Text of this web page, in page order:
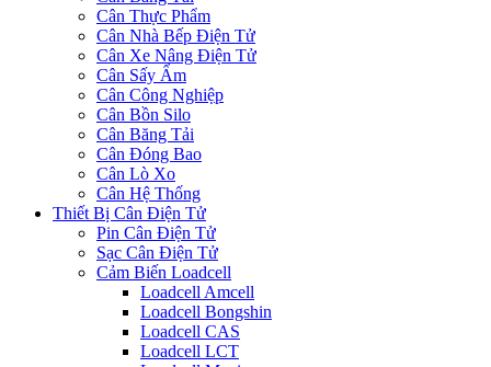
Cân Thực Phẩm
Cân Nhà Bếp Điện Tử
Cân Xe Nâng Điện Tử
Cân Sấy Ẩm
Cân Công Nghiệp
Cân Bồn Silo
Cân Băng Tải
Cân Đóng Bao
Cân Lò Xo
Cân Hệ Thống
Thiết Bị Cân Điện Tử
Pin Cân Điện Tử
Sạc Cân Điện Tử
Cảm Biến Loadcell
Loadcell Amcell
Loadcell Bongshin
Loadcell CAS
Loadcell LCT